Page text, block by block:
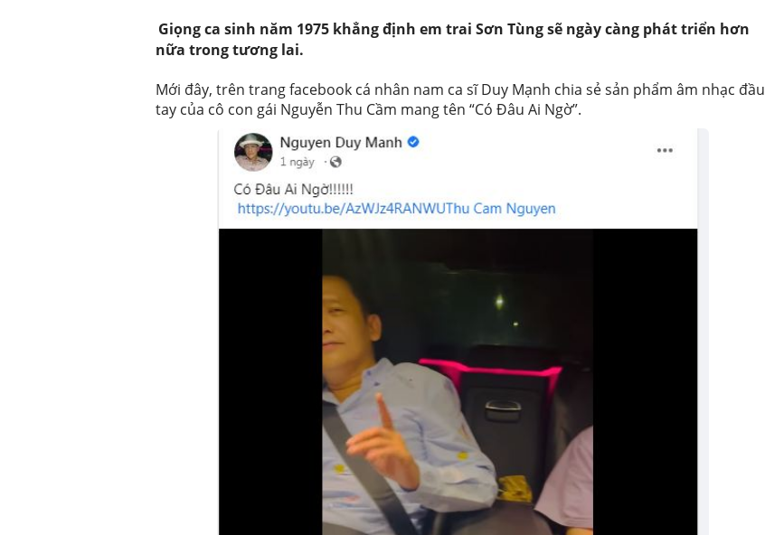
Giọng ca sinh năm 1975 khẳng định em trai Sơn Tùng sẽ ngày càng phát triển hơn
nữa trong tương lai.
Mới đây, trên trang facebook cá nhân nam ca sĩ Duy Mạnh chia sẻ sản phẩm âm nhạc đầu
tay của cô con gái Nguyễn Thu Cầm mang tên “Có Đâu Ai Ngờ”.